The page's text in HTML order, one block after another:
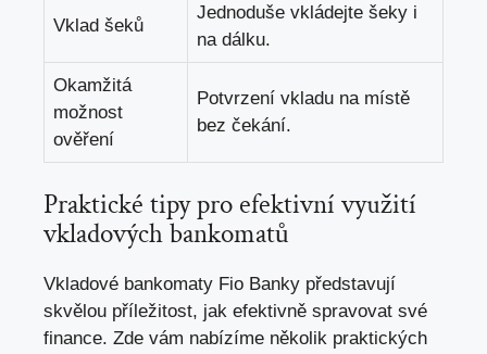
Vklad šeků
Jednoduše vkládejte ‍šeky i
na ⁣dálku.
Okamžitá
možnost
ověření
Potvrzení ⁤vkladu na místě
bez ‍čekání.
Praktické ⁢tipy pro efektivní⁣ využití
vkladových bankomatů
Vkladové bankomaty ⁣Fio Banky představují
‌skvělou příležitost, jak efektivně spravovat své
finance. Zde vám⁣ nabízíme několik praktických